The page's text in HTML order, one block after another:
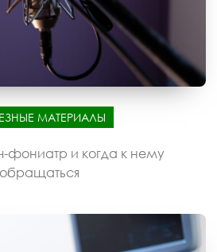
МАТЕРИАЛЫ
фониатр и когда к нему
обращаться